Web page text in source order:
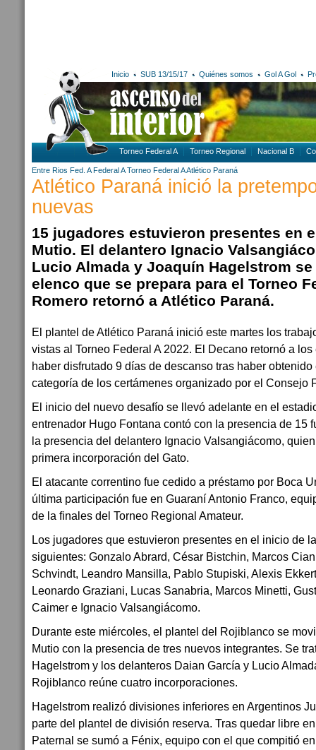
Inicio SUB 13/15/17 Quiénes somos Gol A Gol
Torneo Federal A Torneo Regional Nacional B
Entre Rios Fed. A Federal A Torneo Federal AAtlético Paraná
Atlético Paraná inició la
nuevas
15 jugadores estuvieron presentes en
Mutio. El delantero Ignacio
Lucio Almada y Joaquín Hagelstrom
elenco que se prepara para el Torneo
Romero retornó a Atlético Paraná.
El plantel de Atlético Paraná inició este martes los
vistas al Torneo Federal A 2022. El Decano retornó a
haber disfrutado 9 días de descanso tras haber
categoría de los certámenes organizado por el Consejo
El inicio del nuevo desafío se llevó adelante en el
entrenador Hugo Fontana contó con la presencia de 15
la presencia del delantero Ignacio Valsangiácomo,
primera incorporación del Gato.
El atacante correntino fue cedido a préstamo por Boca
última participación fue en Guaraní Antonio Franco,
de la finales del Torneo Regional Amateur.
Los jugadores que estuvieron presentes en el inicio de
siguientes: Gonzalo Abrard, César Bistchin, Marcos
Schvindt, Leandro Mansilla, Pablo Stupiski, Alexis
Leonardo Graziani, Lucas Sanabria, Marcos Minetti,
Caimer e Ignacio Valsangiácomo.
Durante este miércoles, el plantel del Rojiblanco se
Mutio con la presencia de tres nuevos integrantes. Se
Hagelstrom y los delanteros Daian García y Lucio
Rojiblanco reúne cuatro incorporaciones.
Hagelstrom realizó divisiones inferiores en Argentinos
parte del plantel de división reserva. Tras quedar libre
Paternal se sumó a Fénix, equipo con el que compitió